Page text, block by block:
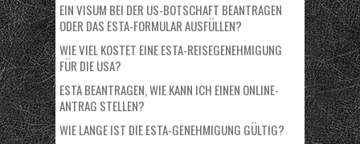
EIN VISUM BEI DER US-BOTSCHAFT BEANTRAGEN
ODER DAS ESTA-FORMULAR AUSFÜLLEN?
WIE VIEL KOSTET EINE ESTA-REISEGENEHMIGUNG
FÜR DIE USA?
ESTA BEANTRAGEN, WIE KANN ICH EINEN ONLINE-
ANTRAG STELLEN?
WIE LANGE IST DIE ESTA-GENEHMIGUNG GÜLTIG?